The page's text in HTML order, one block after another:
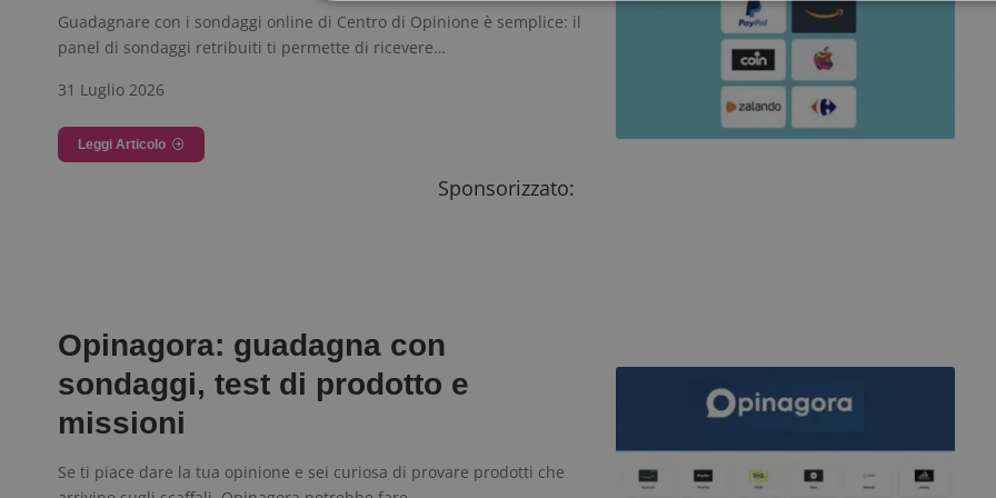
Guadagnare con i sondaggi online di Centro di Opinione è semplice: il
panel di sondaggi retribuiti ti permette di ricevere…
31 Luglio 2026
Leggi Articolo
Sponsorizzato:
Opinagora: guadagna con
sondaggi, test di prodotto e
missioni
Se ti piace dare la tua opinione e sei curiosa di provare prodotti che
Performance Targeting
I cookie strettamente necessari consentono le funzionalità principali del sito web come l'accesso dell'utente
dell'account. Il sito web non può essere utilizzato correttamente senza i cookie strettamente necessari.
Provider/Dominio Scadenza
Descrizione
la gestione delle richieste in
www.dimmicosacerchi.it
4
settimane
Questo cookie viene
che il banner dei cookie di
funzioni correttamente.